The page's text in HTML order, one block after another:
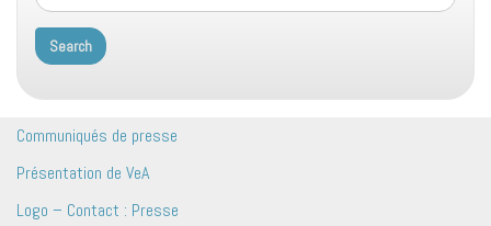
Communiqués de presse
Présentation de VeA
Logo – Contact : Presse